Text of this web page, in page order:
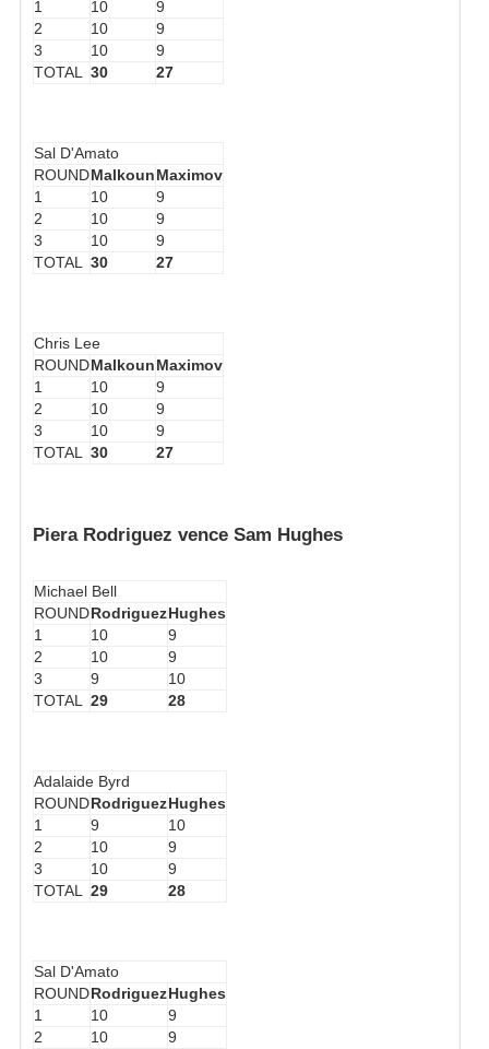
1 10
9
2
10
9
3
10
9
TOTAL 30 27
Sal D'Amato
ROUNDMalkounMaximov
1
10
9
2
10
9
3
10
9
TOTAL 30 27
Chris Lee
ROUNDMalkounMaximov
1
10
9
2
10
9
3
10
9
TOTAL 30 27
Piera Rodriguez vence Sam Hughes
Michael Bell
ROUNDRodriguezHughes
1
10
9
2
10
9
3
9
10
TOTAL 29 28
Adalaide Byrd
ROUNDRodriguezHughes
1
9
10
2
10
9
3
10
9
TOTAL 29 28
Sal D'Amato
ROUNDRodriguezHughes
1
10
9
2
10
9